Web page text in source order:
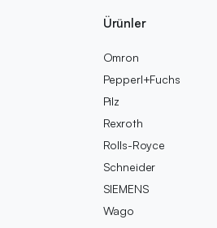
Ürünler
Omron
Pepperl+Fuchs
Pilz
Rexroth
Rolls-Royce
Schneider
SIEMENS
Wago